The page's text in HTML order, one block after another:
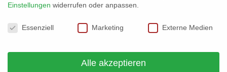
Sand Kunst
Einstellungen widerrufen oder anpassen.
Datenschutzeinstellungen
Essenziell Marketing Externe Medien
Alle akzeptieren